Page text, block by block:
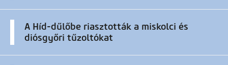
A Híd-dűlőbe riasztották a miskolci és
diósgyőri tűzoltókat